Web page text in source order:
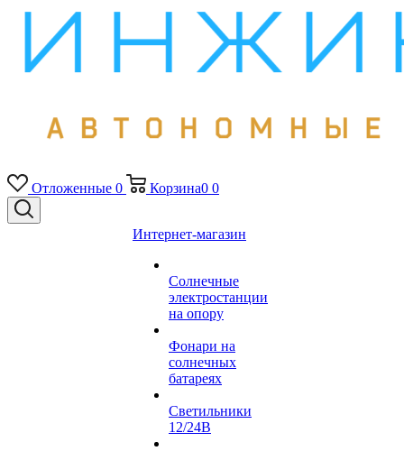
Отложенные 0 Корзина0 0
Интернет-магазин
Солнечные
электростанции
на опору
Фонари на
солнечных
батареях
Светильники
12/24В